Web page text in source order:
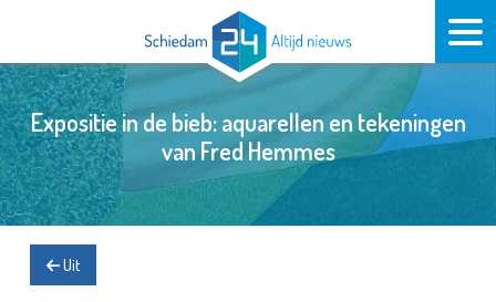
Expositie in de bieb: aquarellen en tekeningen
van Fred Hemmes
Uit